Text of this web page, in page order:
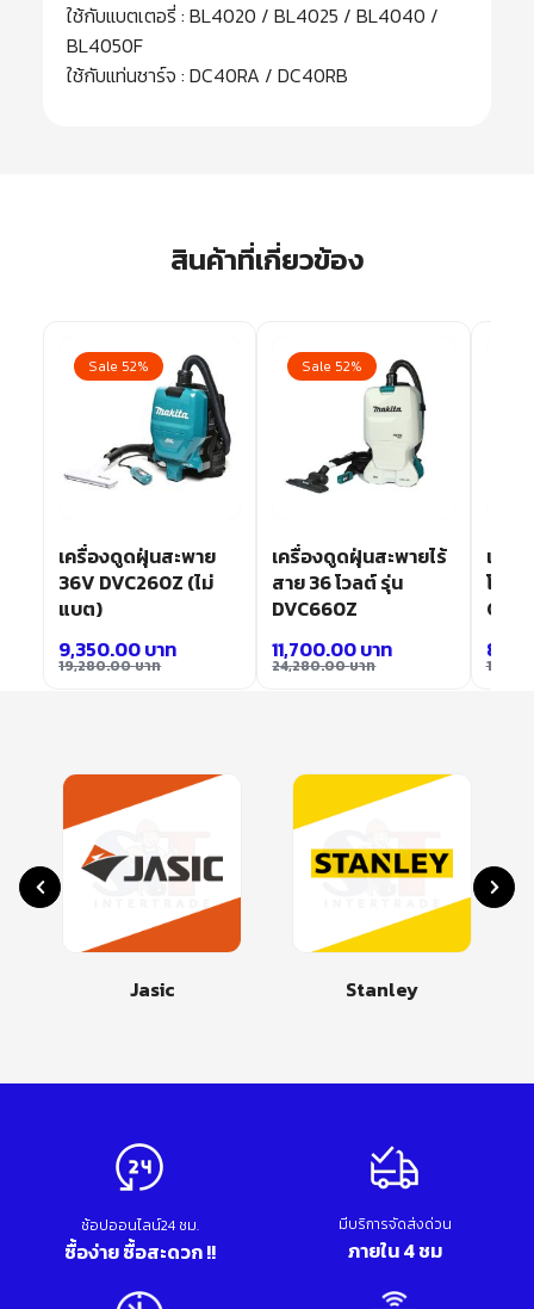
ใช้กับแบตเตอรี่ : BL4020 / BL4025 / BL4040 /
BL4050F
ใช้กับแท่นชาร์จ : DC40RA / DC40RB
สินค้าที่เกี่ยวข้อง
Sale 52%
เครื่องดูดฝุ่นสะพาย
36V DVC260Z (ไม่
แบต)
19,280.00บาท
9,350.00บาท
Sale 52%
เครื่องดูดฝุ่นสะพายไร้
สาย 36 โวลต์ รุ่น
DVC660Z
24,280.00บาท
11,700.00บาท
เครื่อ
โวลต์
Jasic Stanley
ช้อปออนไลน์24 ชม.
ซื้อง่าย ซื้อสะดวก !!
มีบริการจัดส่งด่วน
ภายใน 4 ชม